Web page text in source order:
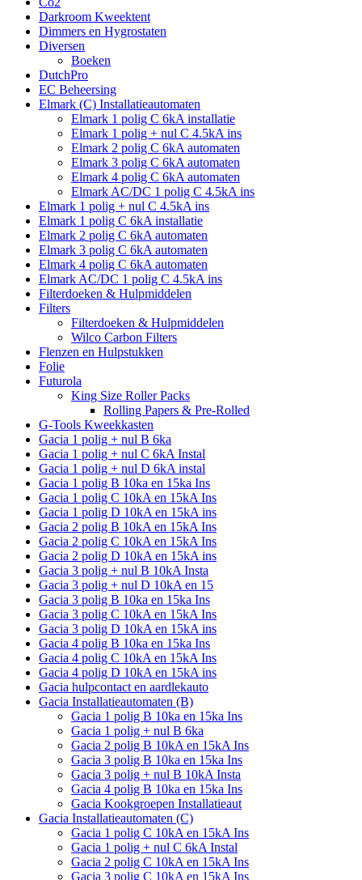
Darkroom Kweektent
Dimmers en Hygrostaten
Diversen
Boeken
DutchPro
EC Beheersing
Elmark (C) Installatieautomaten
Elmark 1 polig C 6kA installatie
Elmark 1 polig + nul C 4.5kA ins
Elmark 2 polig C 6kA automaten
Elmark 3 polig C 6kA automaten
Elmark 4 polig C 6kA automaten
Elmark AC/DC 1 polig C 4.5kA ins
Elmark 1 polig + nul C 4.5kA ins
Elmark 1 polig C 6kA installatie
Elmark 2 polig C 6kA automaten
Elmark 3 polig C 6kA automaten
Elmark 4 polig C 6kA automaten
Elmark AC/DC 1 polig C 4.5kA ins
Filterdoeken & Hulpmiddelen
Filters
Filterdoeken & Hulpmiddelen
Wilco Carbon Filters
Flenzen en Hulpstukken
Folie
Futurola
King Size Roller Packs
Rolling Papers & Pre-Rolled
G-Tools Kweekkasten
Gacia 1 polig + nul B 6ka
Gacia 1 polig + nul C 6kA Instal
Gacia 1 polig + nul D 6kA instal
Gacia 1 polig B 10ka en 15ka Ins
Gacia 1 polig C 10kA en 15kA Ins
Gacia 1 polig D 10kA en 15kA ins
Gacia 2 polig B 10kA en 15kA Ins
Gacia 2 polig C 10kA en 15kA Ins
Gacia 2 polig D 10kA en 15kA ins
Gacia 3 polig + nul B 10kA Insta
Gacia 3 polig + nul D 10kA en 15
Gacia 3 polig B 10ka en 15ka Ins
Gacia 3 polig C 10kA en 15kA Ins
Gacia 3 polig D 10kA en 15kA ins
Gacia 4 polig B 10ka en 15ka Ins
Gacia 4 polig C 10kA en 15kA Ins
Gacia 4 polig D 10kA en 15kA ins
Gacia hulpcontact en aardlekauto
Gacia Installatieautomaten (B)
Gacia 1 polig B 10ka en 15ka Ins
Gacia 1 polig + nul B 6ka
Gacia 2 polig B 10kA en 15kA Ins
Gacia 3 polig B 10ka en 15ka Ins
Gacia 3 polig + nul B 10kA Insta
Gacia 4 polig B 10ka en 15ka Ins
Gacia Kookgroepen Installatieaut
Gacia Installatieautomaten (C)
Gacia 1 polig C 10kA en 15kA Ins
Gacia 1 polig + nul C 6kA Instal
Gacia 2 polig C 10kA en 15kA Ins
Gacia 3 polig C 10kA en 15kA Ins